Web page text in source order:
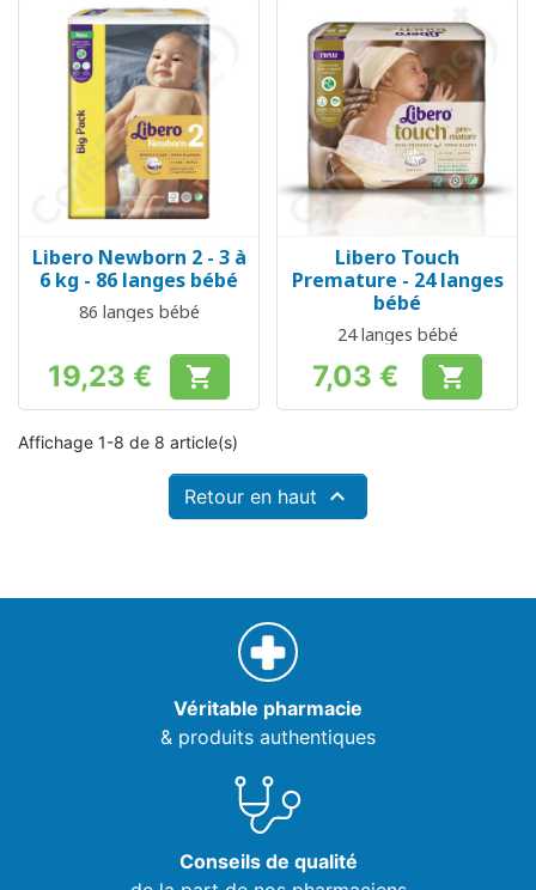
Libero Newborn 2 - 3 à
6 kg - 86 langes bébé
86 langes bébé
Prix
19,23 € 
Libero Touch
Premature - 24 langes
bébé
24 langes bébé
Prix
7,03 € 
Affichage 1-8 de 8 article(s)
Retour en haut 
Véritable pharmacie
& produits authentiques
Conseils de qualité